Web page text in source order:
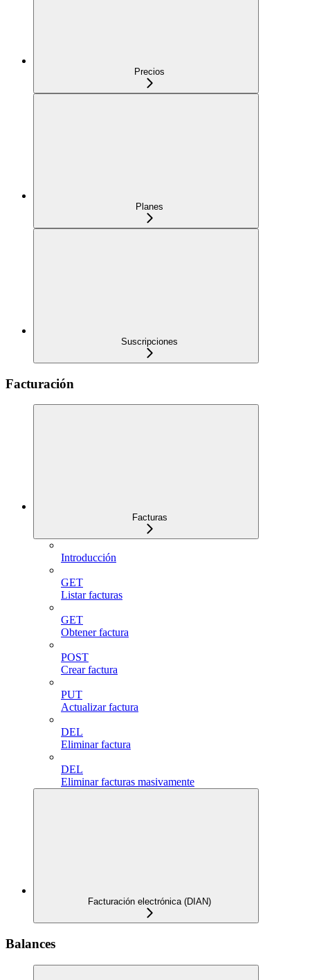
Precios
Planes
Suscripciones
Facturación
Facturas
Introducción
GET
Listar facturas
GET
Obtener factura
POST
Crear factura
PUT
Actualizar factura
DEL
Eliminar factura
DEL
Eliminar facturas masivamente
Facturación electrónica (DIAN)
Balances